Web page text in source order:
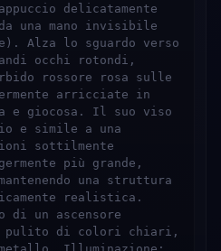
delicatamente
una mano invisibile
Alza lo sguardo verso
occhi rotondi,
rossore rosa sulle
arricciate in
e giocosa. Il suo viso
e simile a una
sottilmente
più grande,
una struttura
realistica.
di un ascensore
pulito di colori chiari,